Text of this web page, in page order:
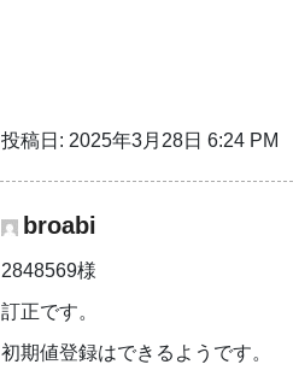
投稿日: 2025年3月28日 6:24 PM
broabi
2848569様
訂正です。
初期値登録はできるようです。